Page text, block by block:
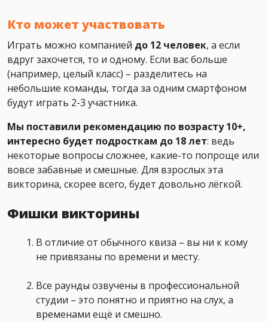
Кто может участвовать
Играть можно компанией до 12 человек, а если
вдруг захочется, то и одному. Если вас больше
(например, целый класс) – разделитесь на
небольшие команды, тогда за одним смартфоном
будут играть 2-3 участника.
Мы поставили рекомендацию по возрасту 10+,
интересно будет подросткам до 18 лет: ведь
некоторые вопросы сложнее, какие-то попроще или
вовсе забавные и смешные. Для взрослых эта
викторина, скорее всего, будет довольно лёгкой.
Фишки викторины
В отличие от обычного квиза – вы ни к кому
не привязаны по времени и месту.
Все раунды озвучены в профессиональной
студии – это понятно и приятно на слух, а
временами ещё и смешно.